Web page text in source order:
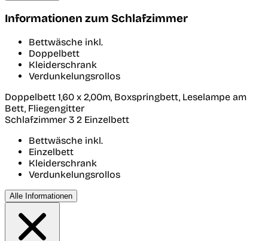
Informationen zum Schlafzimmer
Bettwäsche inkl.
Doppelbett
Kleiderschrank
Verdunkelungsrollos
Doppelbett 1,60 x 2,00m, Boxspringbett, Leselampe am
Bett, Fliegengitter
Schlafzimmer 3 2 Einzelbett
Bettwäsche inkl.
Einzelbett
Kleiderschrank
Verdunkelungsrollos
Alle Informationen